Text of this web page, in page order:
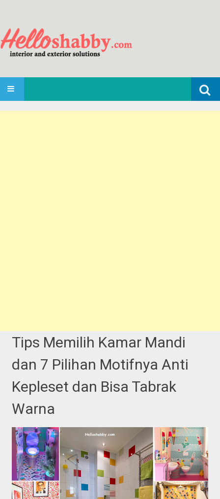
Search
for:
SKIP TO CONTENT
Tips Memilih Kamar Mandi
dan 7 Pilihan Motifnya Anti
Kepleset dan Bisa Tabrak
Warna